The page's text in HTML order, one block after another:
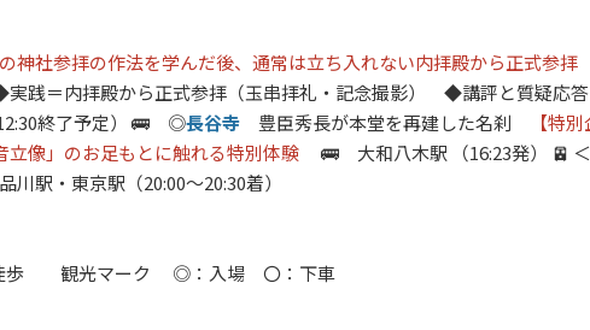
神社参拝の作法を学んだ後、通常は立ち入れない内拝殿から正式参拝
践＝内拝殿から正式参拝（玉串拝礼・記念撮影） ◆講評と質疑応
終了予定） 🚌 ◎長谷寺 豊臣秀長が本堂を再建した名刹
【特別
像」のお足もとに触れる特別体験
🚌 大和八木駅 （16:23発） 🚈
駅・東京駅（20:00～20:30着）
歩 観光マーク ◎：入場 〇：下車